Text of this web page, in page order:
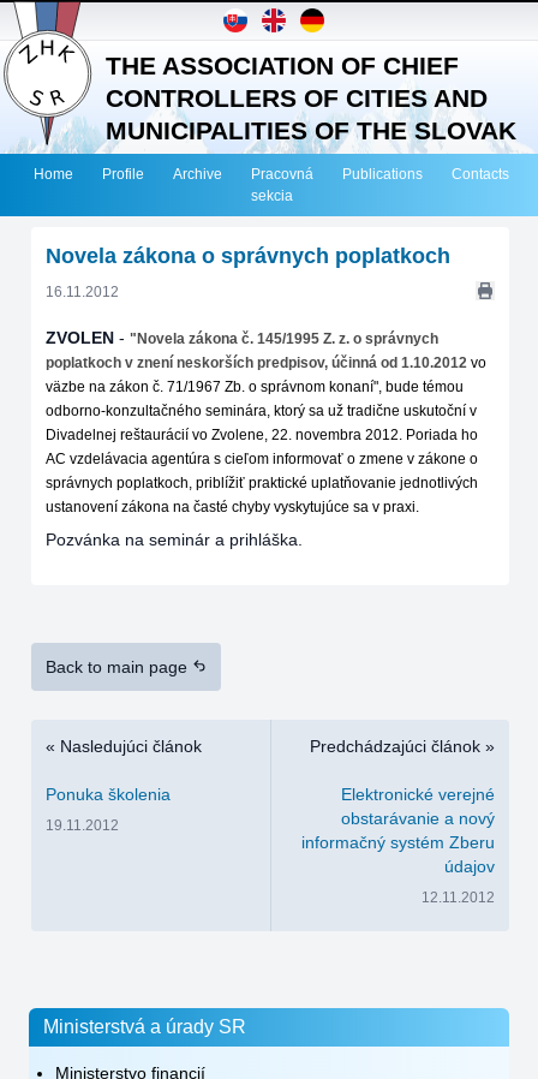
THE ASSOCIATION OF CHIEF
CONTROLLERS OF CITIES AND
MUNICIPALITIES OF THE SLOVAK
REPUBLIC
Home Profile Archive
Pracovná
sekcia
Publications Contacts
Ministerstvá a úrady SR
Ministerstvo financií
Novela zákona o správnych poplatkoch
16.11.2012
ZVOLEN - "Novela zákona č. 145/1995 Z. z. o správnych
poplatkoch v znení neskorších predpisov, účinná od 1.10.2012 vo
väzbe na zákon č. 71/1967 Zb. o správnom konaní", bude témou
odborno-konzultačného seminára, ktorý sa už tradične uskutoční v
Divadelnej reštaurácií vo Zvolene, 22. novembra 2012. Poriada ho
AC vzdelávacia agentúra s cieľom informovať o zmene v zákone o
správnych poplatkoch, priblížiť praktické uplatňovanie jednotlivých
ustanovení zákona na časté chyby vyskytujúce sa v praxi.
Pozvánka na seminár a prihláška.
Back to main page
« Nasledujúci článok
Ponuka školenia
19.11.2012
Predchádzajúci článok »
Elektronické verejné
obstarávanie a nový
informačný systém Zberu
údajov
12.11.2012